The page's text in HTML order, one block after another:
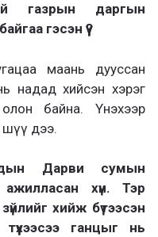
газрын даргын
гэсэн үү?
маань дууссан
надад хийсэн хэрэг
байна. Үнэхээр
шүү дээ.
Дарви сумын
хүн. Тэр
хийж бүтээсэн
ганцыг нь